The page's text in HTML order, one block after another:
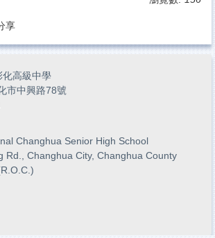
享
化高級中學
市中興路78號
Changhua Senior High School
Rd., Changhua City, Changhua County